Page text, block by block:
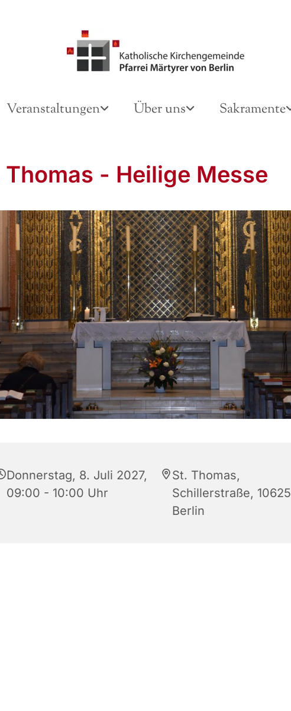
Veranstaltungen Über uns Sakramente
Thomas - Heilige Messe
Donnerstag, 8. Juli 2027,
09:00 - 10:00 Uhr
St. Thomas,
Schillerstraße, 10625
Berlin